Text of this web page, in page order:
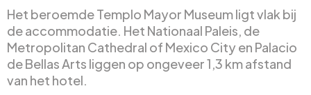
Het beroemde Templo Mayor Museum ligt vlak bij
de accommodatie. Het Nationaal Paleis, de
Metropolitan Cathedral of Mexico City en Palacio
de Bellas Arts liggen op ongeveer 1,3 km afstand
van het hotel.